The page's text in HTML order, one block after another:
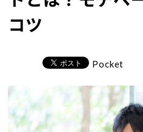
コツ
Pocket